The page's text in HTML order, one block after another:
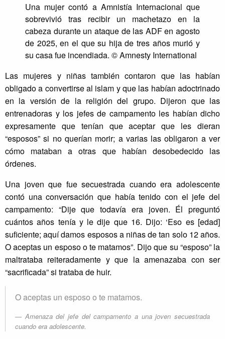
Una mujer contó a Amnistía Internacional que
sobrevivió tras recibir un machetazo en la
cabeza durante un ataque de las ADF en agosto
de 2025, en el que su hija de tres años murió y
su casa fue incendiada. © Amnesty International
Las mujeres y niñas también contaron que las habían
obligado a convertirse al islam y que las habían adoctrinado
en la versión de la religión del grupo. Dijeron que las
entrenadoras y los jefes de campamento les habían dicho
expresamente que tenían que aceptar que les dieran
“esposos” si no querían morir; a varias las obligaron a ver
cómo mataban a otras que habían desobedecido las
órdenes.
Una joven que fue secuestrada cuando era adolescente
contó una conversación que había tenido con el jefe del
campamento: “Dije que todavía era joven. Él preguntó
cuántos años tenía y le dije que 16. Dijo: ‘Eso es [edad]
suficiente; aquí damos esposos a niñas de tan solo 12 años.
O aceptas un esposo o te matamos”. Dijo que su “esposo” la
maltrataba reiteradamente y que la amenazaba con ser
“sacrificada” si trataba de huir.
O aceptas un esposo o te matamos.
Amenaza del jefe del campamento a una joven secuestrada
cuando era adolescente.